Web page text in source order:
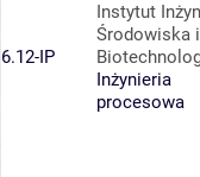
6.12-IP
Instytut
Środowiska i
Inżynieria
procesowa